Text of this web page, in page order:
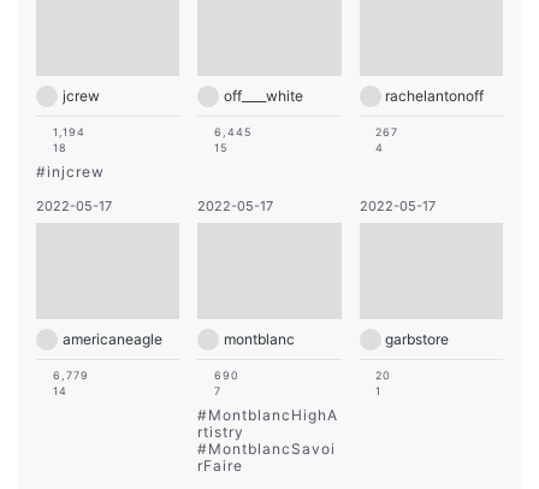
jcrew
1,194
18
#injcrew
off____white
6,445
15
rachelantonoff
267
4
2022-05-17
americaneagle
6,779
14
2022-05-17
montblanc
690
7
#MontblancHighA
rtistry
#MontblancSavoi
rFaire
2022-05-17
garbstore
20
1